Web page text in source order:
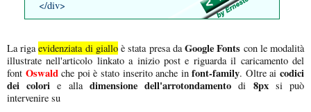
</div>
La rigaevidenziata di gialloè stata presa daGoogle Fonts con le modalità
illustrate nell'articolo linkato a inizio post e riguarda il caricamento del
font Oswaldche poi è stato inserito anche infont-family. Oltre aicodici
dei colori e alladimensione dell'arrotondamento di 8pxsi può
intervenire su